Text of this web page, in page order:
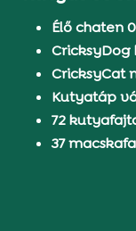
Élő chaten
CricksyCat
Kutyatáp
72
37